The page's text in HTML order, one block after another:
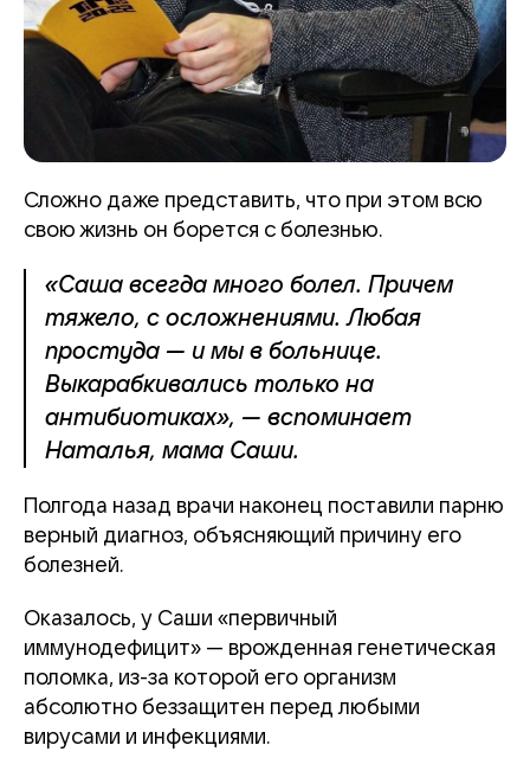
Сложно даже представить, что при этом всю
свою жизнь он борется с болезнью.
«Саша всегда много болел. Причем
тяжело, с осложнениями. Любая
простуда — и мы в больнице.
Выкарабкивались только на
антибиотиках», — вспоминает
Наталья, мама Саши.
Полгода назад врачи наконец поставили парню
верный диагноз, объясняющий причину его
болезней.
Оказалось, у Саши «первичный
иммунодефицит» — врожденная генетическая
поломка, из-за которой его организм
абсолютно беззащитен перед любыми
вирусами и инфекциями.